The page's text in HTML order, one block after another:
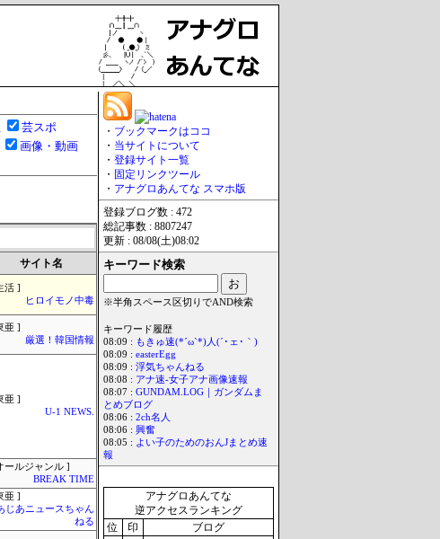
芸スポ
画像・動画
サイト名
活 ]
ヒロイモノ中毒
亜 ]
厳選！韓国情報
亜 ]
U-1 NEWS.
ールジャンル ]
BREAK TIME
亜 ]
じあニュースちゃん
ねる
・ ブックマークはココ
・ 当サイトについて
・ 登録サイト一覧
・ 固定リンクツール
・ アナグロあんてな スマホ版
登録ブログ数 : 472
総記事数 : 8807247
更新 : 08/08(土)08:02
キーワード検索
※半角スペース区切りでAND検索
キーワード履歴
08:09 : もきゅ速(*´ω`*)人(´･ェ･｀)
08:09 : easterEgg
08:09 : 浮気ちゃんねる
08:08 : アナ速‐女子アナ画像速報
08:07 : GUNDAM.LOG｜ガンダムま
とめブログ
08:06 : 2ch名人
08:06 : 興奮
08:05 : よい子のためのおんJまとめ速
報
アナグロあんてな
逆アクセスランキング
位
印
ブログ